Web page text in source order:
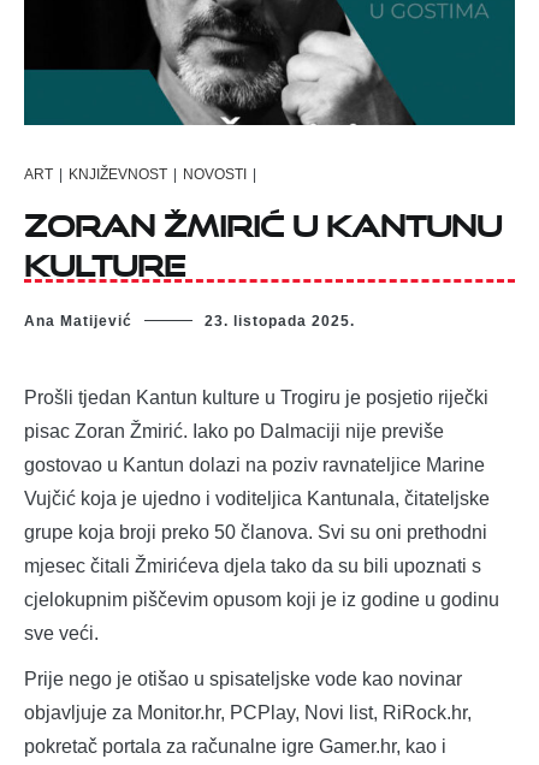
ART | KNJIŽEVNOST | NOVOSTI |
Zoran Žmirić u Kantunu
kulture
Ana Matijević 23. listopada 2025.
Prošli tjedan Kantun kulture u Trogiru je posjetio riječki
pisac Zoran Žmirić. Iako po Dalmaciji nije previše
gostovao u Kantun dolazi na poziv ravnateljice Marine
Vujčić koja je ujedno i voditeljica Kantunala, čitateljske
grupe koja broji preko 50 članova. Svi su oni prethodni
mjesec čitali Žmirićeva djela tako da su bili upoznati s
cjelokupnim piščevim opusom koji je iz godine u godinu
sve veći.
Prije nego je otišao u spisateljske vode kao novinar
objavljuje za Monitor.hr, PCPlay, Novi list, RiRock.hr,
pokretač portala za računalne igre Gamer.hr, kao i